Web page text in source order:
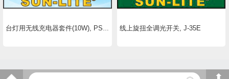
台灯用无线充电器套件(10W), PS-04+PS-06 线上旋扭全调光开关, J-35E